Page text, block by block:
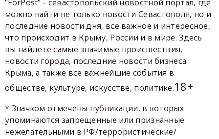
"ForPost" - севастопольский новостной портал, где
можно найти не только новости Севастополя, но и
последние новости дня, все важное и интересное,
что происходит в Крыму, России и в мире. Здесь
вы найдете самые значимые происшествия,
новости города, последние новости бизнеса
Крыма, а также все важнейшие события в
обществе, культуре, искусстве, политике.18+
* Значком отмечены публикации, в которых
упоминаются запрещенные или признанные
нежелательными в РФ/террористические/